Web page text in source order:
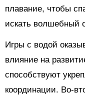
плавание, чтобы
искать волшебный
Игры с водой
влияние на
способствуют
координации. Во-